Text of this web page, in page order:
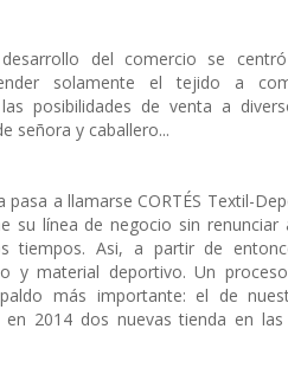
del comercio se
solamente el tejido a
posibilidades de venta a
señora y caballero...
a llamarse CORTÉS Textil-
su línea de negocio sin
tiempos. Asi, a partir de
y material deportivo. Un
más importante: el de
en 2014 dos nuevas tienda en